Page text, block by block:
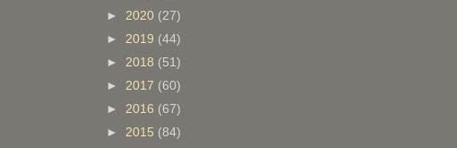
► 2020 (27)
► 2019 (44)
► 2018 (51)
► 2017 (60)
► 2016 (67)
► 2015 (84)